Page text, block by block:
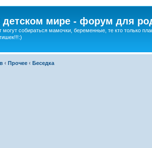
детском мире - форум для
могут собираться мамочки, беременные, те кто только
‹ Прочее ‹ Беседка